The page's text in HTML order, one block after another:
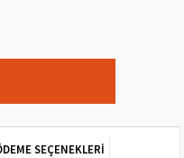
SEÇENEKLERI